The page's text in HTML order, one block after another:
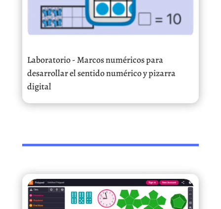
Laboratorio - Marcos numéricos para
desarrollar el sentido numérico y pizarra
digital